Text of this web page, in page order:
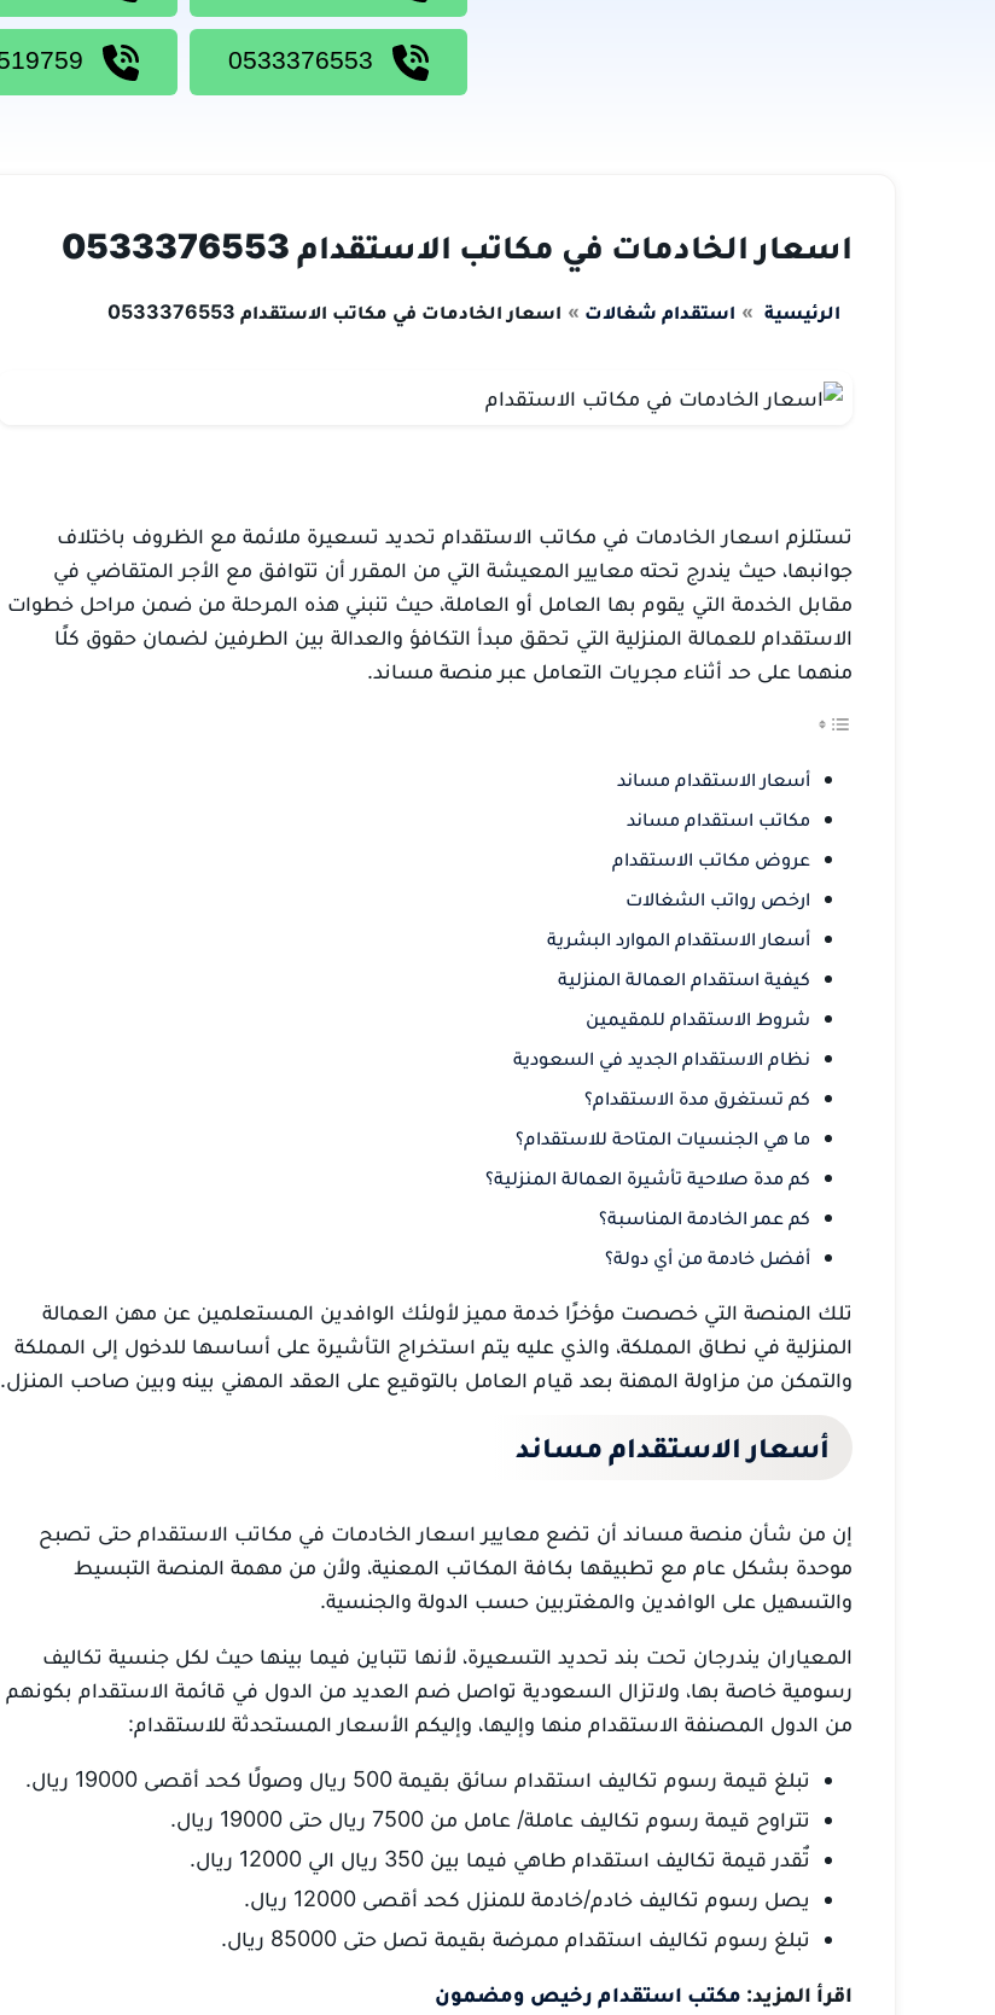
اسعار الخادمات في مكاتب الاستقدام 0533376553
الرئيسية استقدام شغالات اسعار الخادمات في مكاتب الاستقدام 0533376553
تستلزم اسعار الخادمات في مكاتب الاستقدام تحديد تسعيرة ملائمة مع الظروف باختلاف
جوانبها، حيث يندرج تحته معايير المعيشة التي من المقرر أن تتوافق مع الأجر المتقاضي في
مقابل الخدمة التي يقوم بها العامل أو العاملة، حيث تنبني هذه المرحلة من ضمن مراحل خطوات
الاستقدام للعمالة المنزلية التي تحقق مبدأ التكافؤ والعدالة بين الطرفين لضمان حقوق كلًا
منهما على حد أثناء مجريات التعامل عبر منصة مساند.
أسعار الاستقدام مساند
مكاتب استقدام مساند
عروض مكاتب الاستقدام
ارخص رواتب الشغالات
أسعار الاستقدام الموارد البشرية
كيفية استقدام العمالة المنزلية
شروط الاستقدام للمقيمين
نظام الاستقدام الجديد في السعودية
كم تستغرق مدة الاستقدام؟
ما هي الجنسيات المتاحة للاستقدام؟
كم مدة صلاحية تأشيرة العمالة المنزلية؟
كم عمر الخادمة المناسبة؟
أفضل خادمة من أي دولة؟
تلك المنصة التي خصصت مؤخرًا خدمة مميز لأولئك الوافدين المستعلمين عن مهن العمالة
المنزلية في نطاق المملكة، والذي عليه يتم استخراج التأشيرة على أساسها للدخول إلى المملكة
والتمكن من مزاولة المهنة بعد قيام العامل بالتوقيع على العقد المهني بينه وبين صاحب المنزل.
أسعار الاستقدام مساند
إن من شأن منصة مساند أن تضع معايير اسعار الخادمات في مكاتب الاستقدام حتى تصبح
موحدة بشكل عام مع تطبيقها بكافة المكاتب المعنية، ولأن من مهمة المنصة التبسيط
والتسهيل على الوافدين والمغتربين حسب الدولة والجنسية.
المعياران يندرجان تحت بند تحديد التسعيرة، لأنها تتباين فيما بينها حيث لكل جنسية تكاليف
رسومية خاصة بها، ولاتزال السعودية تواصل ضم العديد من الدول في قائمة الاستقدام بكونهم
من الدول المصنفة الاستقدام منها وإليها، وإليكم الأسعار المستحدثة للاستقدام:
تبلغ قيمة رسوم تكاليف استقدام سائق بقيمة 500 ريال وصولًا كحد أقصى 19000 ريال.
تتراوح قيمة رسوم تكاليف عاملة/ عامل من 7500 ريال حتى 19000 ريال.
تٌقدر قيمة تكاليف استقدام طاهي فيما بين 350 ريال الي 12000 ريال.
يصل رسوم تكاليف خادم/خادمة للمنزل كحد أقصى 12000 ريال.
تبلغ رسوم تكاليف استقدام ممرضة بقيمة تصل حتى 85000 ريال.
اقرأ المزيد: مكتب استقدام رخيص ومضمون